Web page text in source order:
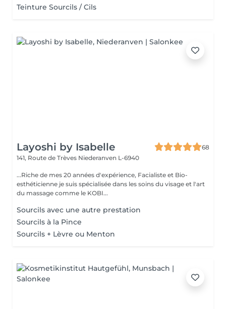
Teinture Sourcils / Cils
Layoshi by Isabelle
68
141, Route de Trèves Niederanven L-6940
...Riche de mes 20 années d'expérience, Facialiste et Bio-
esthéticienne je suis spécialisée dans les soins du visage et l'art
du massage comme le KOBI...
Sourcils avec une autre prestation
Sourcils à la Pince
Sourcils + Lèvre ou Menton